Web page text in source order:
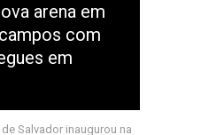
arena em
com
em
Salvador inaugurou na